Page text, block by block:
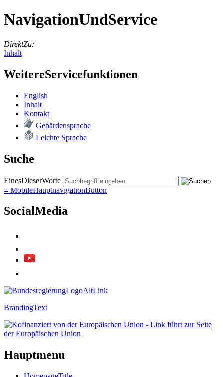
NavigationUndService
DirektZu:
Inhalt
WeitereServicefunktionen
English
In­halt
Kon­takt
Ge­bär­den­spra­che
Leich­te Spra­che
Suche
EinesDieserWorte
≡ MobileHauptnavigationButton
SocialMedia
BrandingText
Hauptmenu